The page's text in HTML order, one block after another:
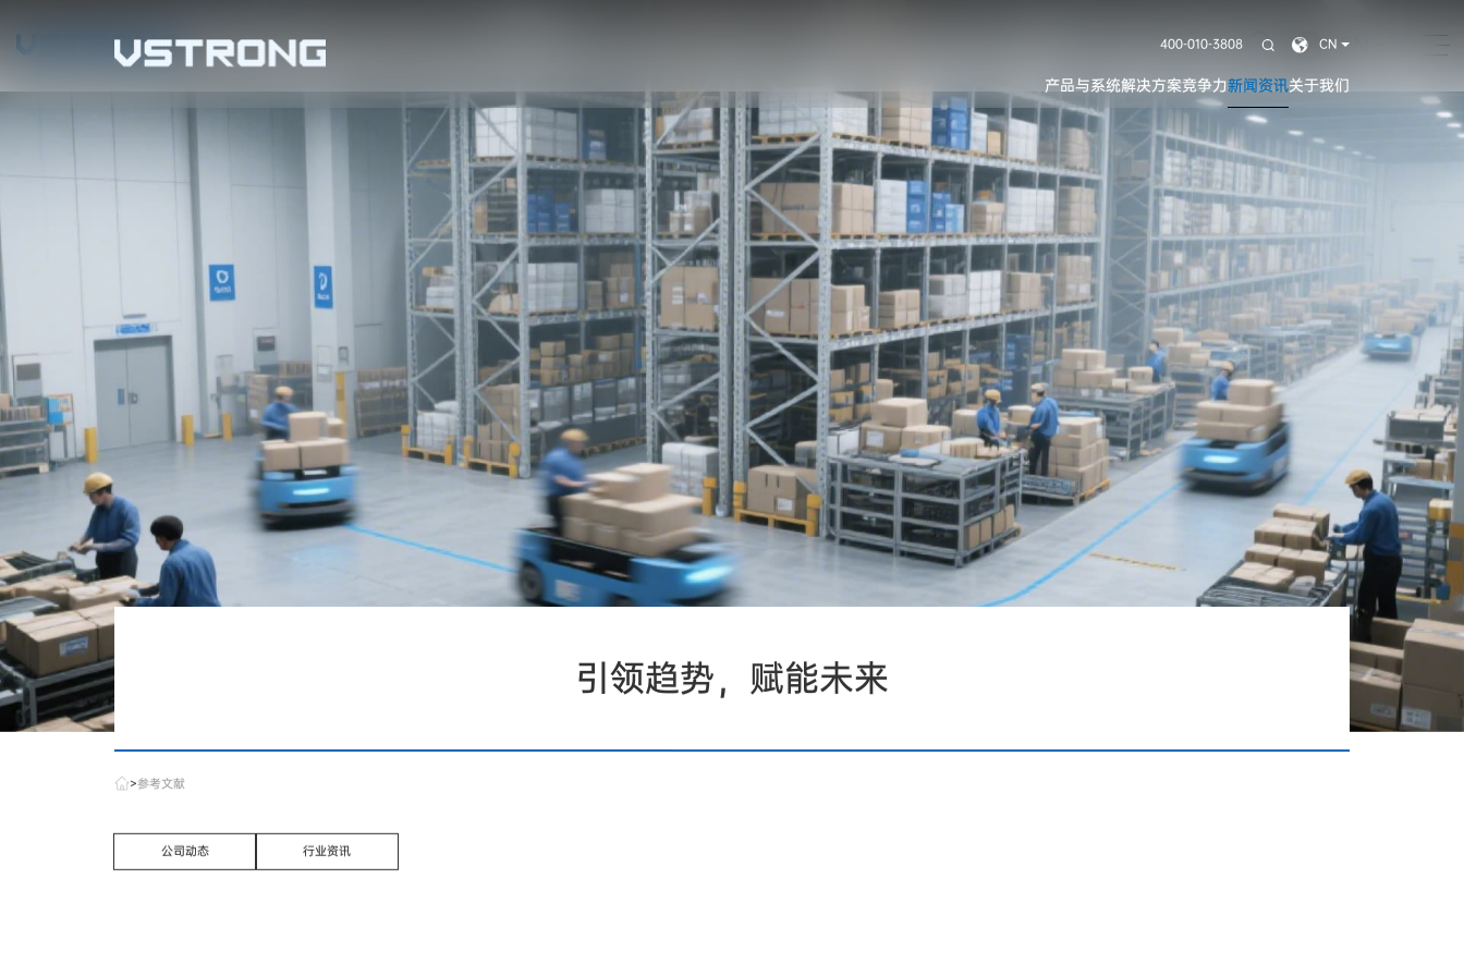
400-010-3808 CN
产品与系统解决方案竞争力新闻资讯关于我们
CN
引领趋势，赋能未来
>参考文献
公司动态 行业资讯